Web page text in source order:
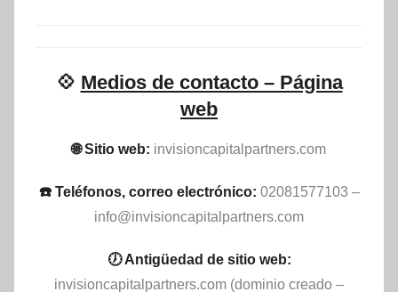
💠 Medios de contacto – Página
web
🌐 Sitio web: invisioncapitalpartners.com
☎️ Teléfonos, correo electrónico: 02081577103 –
info@invisioncapitalpartners.com
🕖 Antigüedad de sitio web:
invisioncapitalpartners.com (dominio creado –